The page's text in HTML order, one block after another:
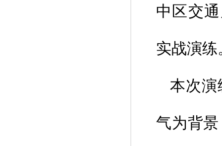
中区交
实战演练
本次演
气为背